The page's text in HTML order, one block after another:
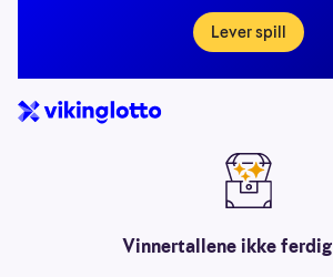
Lever spill
Vinnertallene ikke ferdig